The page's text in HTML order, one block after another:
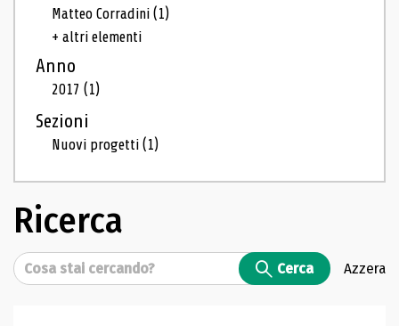
Matteo Corradini(1)
+ altri elementi
Anno
2017(1)
Sezioni
Nuovi progetti(1)
Ricerca
Cerca Cerca Azzera